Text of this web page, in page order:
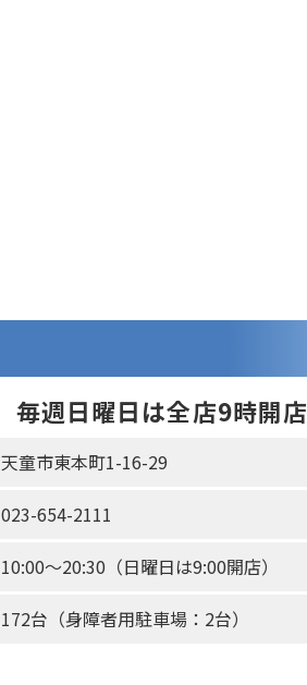
毎週日曜日は全店9時開店
天童市東本町1-16-29
023-654-2111
10:00～20:30（日曜日は9:00開店）
172台（身障者用駐車場：2台）